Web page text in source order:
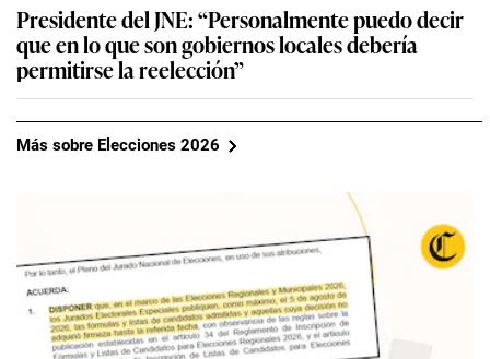
Presidente del JNE: “Personalmente puedo decir
que en lo que son gobiernos locales debería
permitirse la reelección”
Más sobre Elecciones 2026